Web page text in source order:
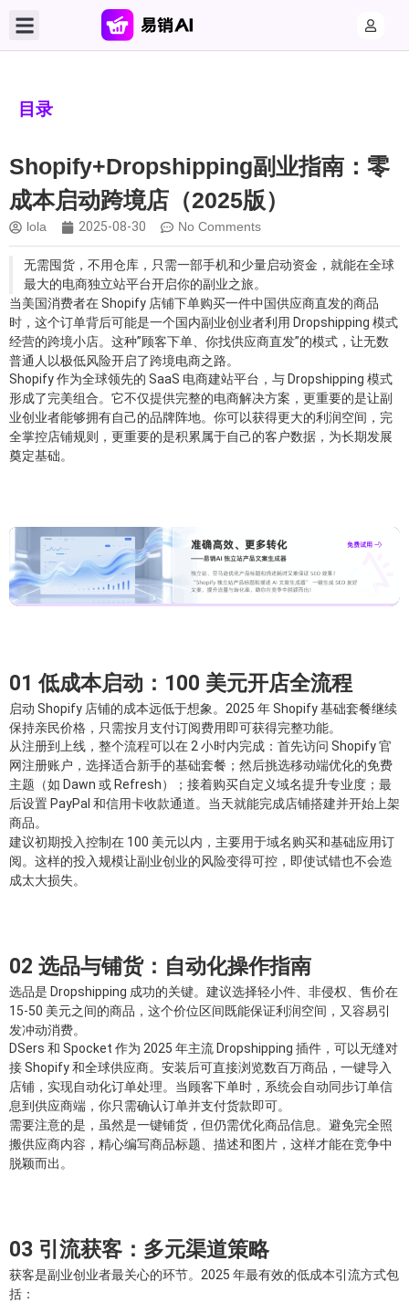
目录
Shopify+Dropshipping副业指南：零
成本启动跨境店（2025版）
lola 2025-08-30 No Comments
无需囤货，不用仓库，只需一部手机和少量启动资金，就能在全球
最大的电商独立站平台开启你的副业之旅。
当美国消费者在 Shopify 店铺下单购买一件中国供应商直发的商品
时，这个订单背后可能是一个国内副业创业者利用 Dropshipping 模式
经营的跨境小店。这种”顾客下单、你找供应商直发”的模式，让无数
普通人以极低风险开启了跨境电商之路。
Shopify 作为全球领先的 SaaS 电商建站平台，与 Dropshipping 模式
形成了完美组合。它不仅提供完整的电商解决方案，更重要的是让副
业创业者能够拥有自己的品牌阵地。你可以获得更大的利润空间，完
全掌控店铺规则，更重要的是积累属于自己的客户数据，为长期发展
奠定基础。
01 低成本启动：100 美元开店全流程
启动 Shopify 店铺的成本远低于想象。2025 年 Shopify 基础套餐继续
保持亲民价格，只需按月支付订阅费用即可获得完整功能。
从注册到上线，整个流程可以在 2 小时内完成：首先访问 Shopify 官
网注册账户，选择适合新手的基础套餐；然后挑选移动端优化的免费
主题（如 Dawn 或 Refresh）；接着购买自定义域名提升专业度；最
后设置 PayPal 和信用卡收款通道。当天就能完成店铺搭建并开始上架
商品。
建议初期投入控制在 100 美元以内，主要用于域名购买和基础应用订
阅。这样的投入规模让副业创业的风险变得可控，即使试错也不会造
成太大损失。
02 选品与铺货：自动化操作指南
选品是 Dropshipping 成功的关键。建议选择轻小件、非侵权、售价在
15-50 美元之间的商品，这个价位区间既能保证利润空间，又容易引
发冲动消费。
DSers 和 Spocket 作为 2025 年主流 Dropshipping 插件，可以无缝对
接 Shopify 和全球供应商。安装后可直接浏览数百万商品，一键导入
店铺，实现自动化订单处理。当顾客下单时，系统会自动同步订单信
息到供应商端，你只需确认订单并支付货款即可。
需要注意的是，虽然是一键铺货，但仍需优化商品信息。避免完全照
搬供应商内容，精心编写商品标题、描述和图片，这样才能在竞争中
脱颖而出。
03 引流获客：多元渠道策略
获客是副业创业者最关心的环节。2025 年最有效的低成本引流方式包
括：